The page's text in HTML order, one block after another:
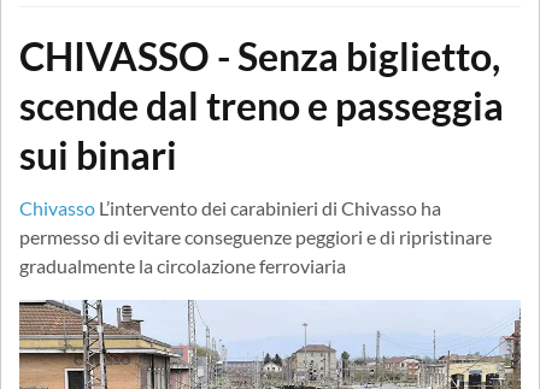
CHIVASSO - Senza biglietto,
scende dal treno e passeggia
sui binari
Chivasso L’intervento dei carabinieri di Chivasso ha
permesso di evitare conseguenze peggiori e di ripristinare
gradualmente la circolazione ferroviaria